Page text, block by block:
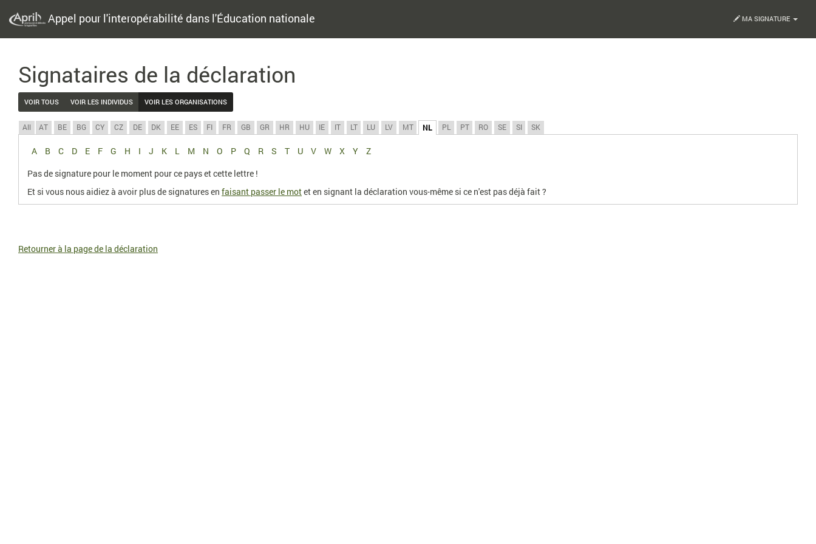
Appel pour l'interopérabilité dans l'Éducation nationale MA SIGNATURE
Signataires de la déclaration
VOIR TOUS VOIR LES INDIVIDUS VOIR LES ORGANISATIONS
All AT BE BG CY CZ DE DK EE ES FI FR GB GR HR HU IE IT LT LU LV MT NL PL PT RO SE SI SK
A B C D E F G H I J K L M N O P Q R S T U V W X Y
Z
Pas de signature pour le moment pour ce pays et cette lettre !
Et si vous nous aidiez à avoir plus de signatures en faisant passer le motet en signant la déclaration vous-même si ce n'est pas déjà fait ?
Retourner à la page de la déclaration